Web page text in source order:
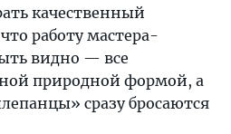
качественный
работу мастера-
видно — все
природной формой, а
сразу бросаются